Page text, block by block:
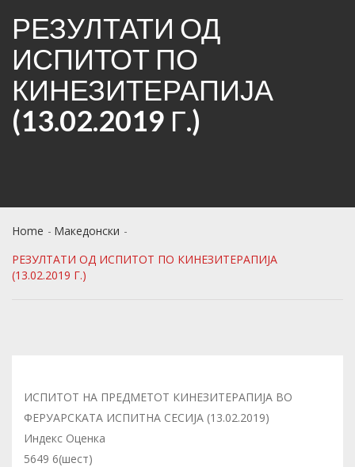
РЕЗУЛТАТИ ОД
ИСПИТОТ ПО
КИНЕЗИТЕРАПИЈА
(13.02.2019 Г.)
Home
Македонски
РЕЗУЛТАТИ ОД ИСПИТОТ ПО КИНЕЗИТЕРАПИЈА
(13.02.2019 Г.)
ИСПИТОТ НА ПРЕДМЕТОТ КИНЕЗИТЕРАПИЈА ВО
ФЕРУАРСКАТА ИСПИТНА СЕСИЈА (13.02.2019)
Индекс Оценка
5649 6(шест)